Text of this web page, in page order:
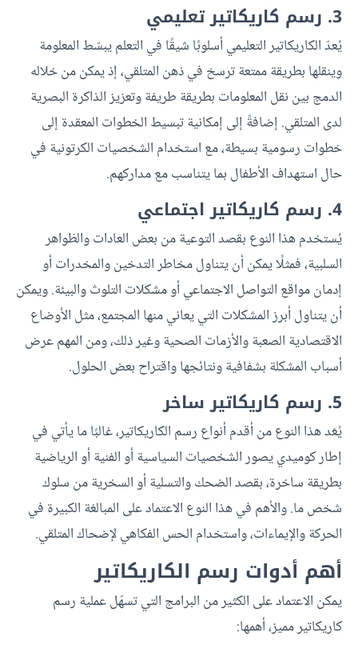
3. رسم كاريكاتير تعليمي
يُعدّ الكاريكاتير التعليمي أسلوبًا شيقًا في التعلم يبسّط المعلومة
وينقلها بطريقة ممتعة ترسخ في ذهن المتلقي، إذ يمكن من خلاله
الدمج بين نقل المعلومات بطريقة طريفة وتعزيز الذاكرة البصرية
لدى المتلقي. إضافةً إلى إمكانية تبسيط الخطوات المعقدة إلى
خطوات رسومية بسيطة، مع استخدام الشخصيات الكرتونية في
حال استهداف الأطفال بما يتناسب مع مداركهم.
4. رسم كاريكاتير اجتماعي
يُستخدم هذا النوع بقصد التوعية من بعض العادات والظواهر
السلبية، فمثلًا يمكن أن يتناول مخاطر التدخين والمخدرات أو
إدمان مواقع التواصل الاجتماعي أو مشكلات التلوث والبيئة. ويمكن
أن يتناول أبرز المشكلات التي يعاني منها المجتمع، مثل الأوضاع
الاقتصادية الصعبة والأزمات الصحية وغير ذلك، ومن المهم عرض
أسباب المشكلة بشفافية ونتائجها واقتراح بعض الحلول.
5. رسم كاريكاتير ساخر
يُعَد هذا النوع من أقدم أنواع رسم الكاريكاتير، غالبًا ما يأتي في
إطار كوميدي يصور الشخصيات السياسية أو الفنية أو الرياضية
بطريقة ساخرة، بقصد الضحك والتسلية أو السخرية من سلوك
شخص ما. والأهم في هذا النوع الاعتماد على المبالغة الكبيرة في
الحركة والإيماءات، واستخدام الحس الفكاهي لإضحاك المتلقي.
أهم أدوات رسم الكاريكاتير
يمكن الاعتماد على الكثير من البرامج التي تسهّل عملية رسم
كاريكاتير مميز، أهمها: